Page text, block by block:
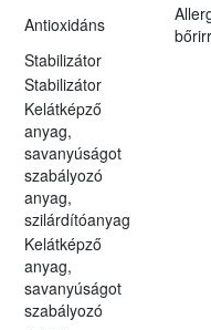
Antioxidáns
Stabilizátor
Stabilizátor
Kelátképző
anyag,
savanyúságot
szabályozó
anyag,
szilárdítóanyag
Kelátképző
anyag,
savanyúságot
szabályozó